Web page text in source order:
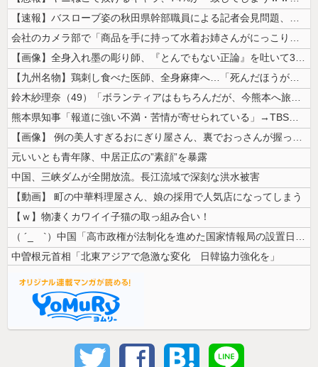
【速報】バスローブ姿の秋田県幹部職員による記者会見問題、ラブホテルから...
会社のカメラ部で「商品を手に持って水着お姉さんがにっこり」を撮影、だが...
【画像】全身入れ墨の彫り師、『とんでもない正論』を吐いて30万再生され...
【九州名物】鶏刺し食べた医師、全身麻痺へ…「死んだほうが良かったと思っ...
鈴木紗理奈（49）「ボランティアはもちろんだが、今熊本へ旅行に行くこと...
熊本県知事「報道に強い不満・苦情が寄せられている」→TBSの報道特集が...
【画像】 例の美人すぎるおにぎり屋さん、裏でおっさんが握っていたｗｗｗ...
元いいとも青年隊、中居正広の”素顔”を暴露
中国、三峡ダムが全開放流。長江流域で深刻な洪水被害
【動画】 町の中華料理屋さん、娘の採用で人気店になってしまう
【ｗ】物凄くカワイイ子猫の取っ組み合い！
（ ´_ゝ`）中国「高市政権が法制化を進めた国家情報局の設置日が7月3...
中曽根元首相「北東アジアで急激な変化 日韓協力強化を」